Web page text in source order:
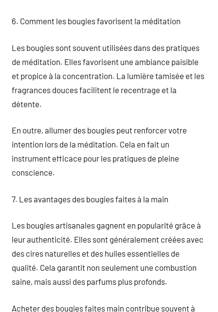
6. Comment les bougies favorisent la méditation
Les bougies sont souvent utilisées dans des pratiques
de méditation. Elles favorisent une ambiance paisible
et propice à la concentration. La lumière tamisée et les
fragrances douces facilitent le recentrage et la
détente.
En outre, allumer des bougies peut renforcer votre
intention lors de la méditation. Cela en fait un
instrument efficace pour les pratiques de pleine
conscience.
7. Les avantages des bougies faites à la main
Les bougies artisanales gagnent en popularité grâce à
leur authenticité. Elles sont généralement créées avec
des cires naturelles et des huiles essentielles de
qualité. Cela garantit non seulement une combustion
saine, mais aussi des parfums plus profonds.
Acheter des bougies faites main contribue souvent à